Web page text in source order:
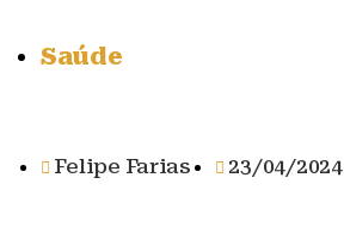
Saúde
Felipe Farias 23/04/2024